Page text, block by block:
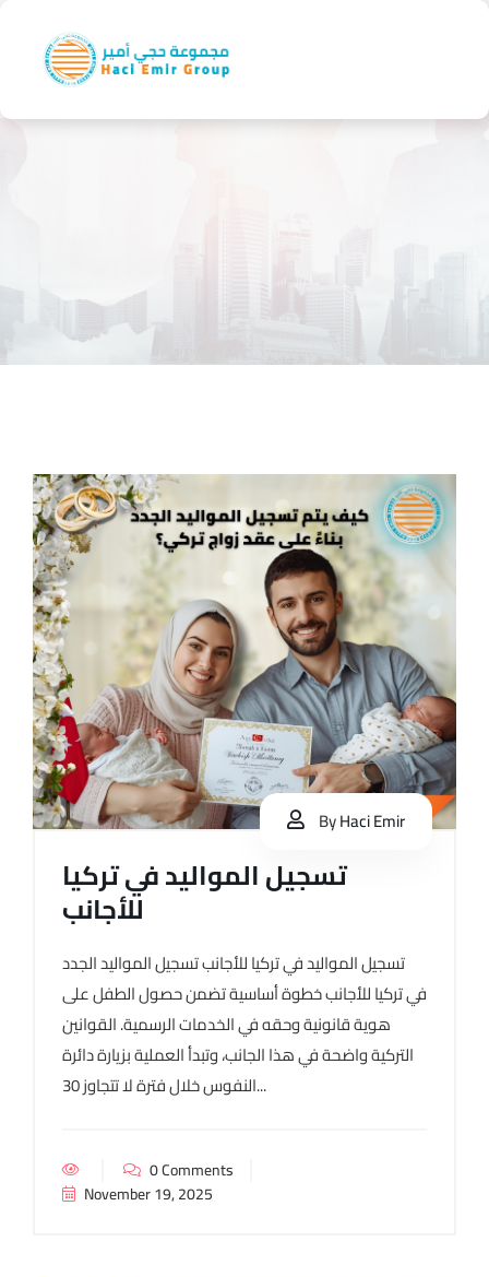
ByHaci Emir
تسجيل المواليد في تركيا
للأجانب
تسجيل المواليد في تركيا للأجانب تسجيل المواليد الجدد
في تركيا للأجانب خطوة أساسية تضمن حصول الطفل على
هوية قانونية وحقه في الخدمات الرسمية. القوانين
التركية واضحة في هذا الجانب، وتبدأ العملية بزيارة دائرة
النفوس خلال فترة لا تتجاوز 30...
0 Comments
November 19, 2025